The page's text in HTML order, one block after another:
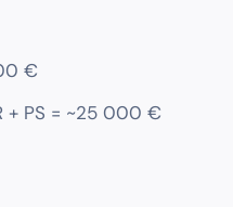
€
PS = ~25 000 €